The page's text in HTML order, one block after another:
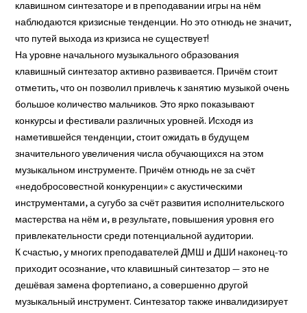
клавишном синтезаторе и в преподавании игры на нём
наблюдаются кризисные тенденции. Но это отнюдь не значит,
что путей выхода из кризиса не существует!
На уровне начального музыкального образования
клавишный синтезатор активно развивается. Причём стоит
отметить, что он позволил привлечь к занятию музыкой очень
большое количество мальчиков. Это ярко показывают
конкурсы и фестивали различных уровней. Исходя из
наметившейся тенденции, стоит ожидать в будущем
значительного увеличения числа обучающихся на этом
музыкальном инструменте. Причём отнюдь не за счёт
«недобросовестной конкуренции» с акустическими
инструментами, а сугубо за счёт развития исполнительского
мастерства на нём и, в результате, повышения уровня его
привлекательности среди потенциальной аудитории.
К счастью, у многих преподавателей ДМШ и ДШИ наконец-то
приходит осознание, что клавишный синтезатор — это не
дешёвая замена фортепиано, а совершенно другой
музыкальный инструмент. Синтезатор также инвалидизирует